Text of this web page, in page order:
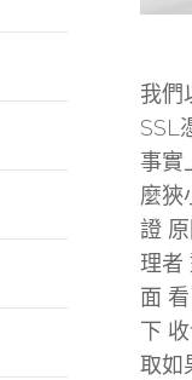
我們
SSL
事實
麼狹
證
理者
面
下
取如